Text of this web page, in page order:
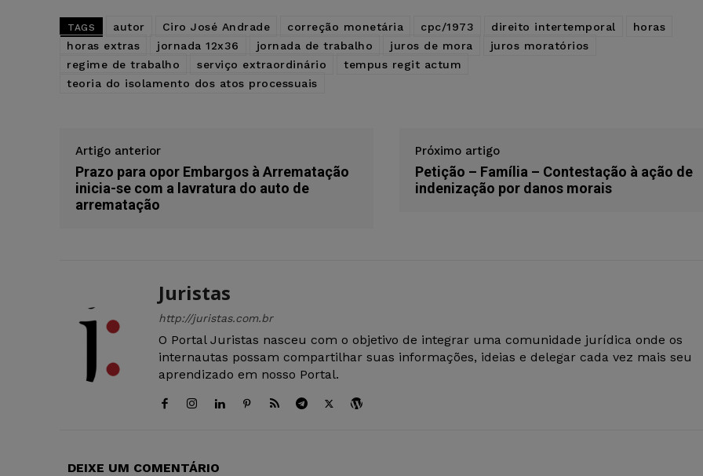
TAGS autor Ciro José Andrade correção monetária cpc/1973 direito intertemporal
horas
horas extras
jornada 12x36 jornada de trabalho juros de mora
juros moratórios
regime de trabalho
serviço extraordinário
tempus regit actum
teoria do isolamento dos atos processuais
Artigo anterior
Prazo para opor Embargos à Arrematação
inicia-se com a lavratura do auto de
arrematação
Próximo artigo
Petição – Família – Contestação à ação de
indenização por danos morais
Juristas
http://juristas.com.br
O Portal Juristas nasceu com o objetivo de integrar uma comunidade jurídica onde os
internautas possam compartilhar suas informações, ideias e delegar cada vez mais seu
aprendizado em nosso Portal.
DEIXE UM COMENTÁRIO